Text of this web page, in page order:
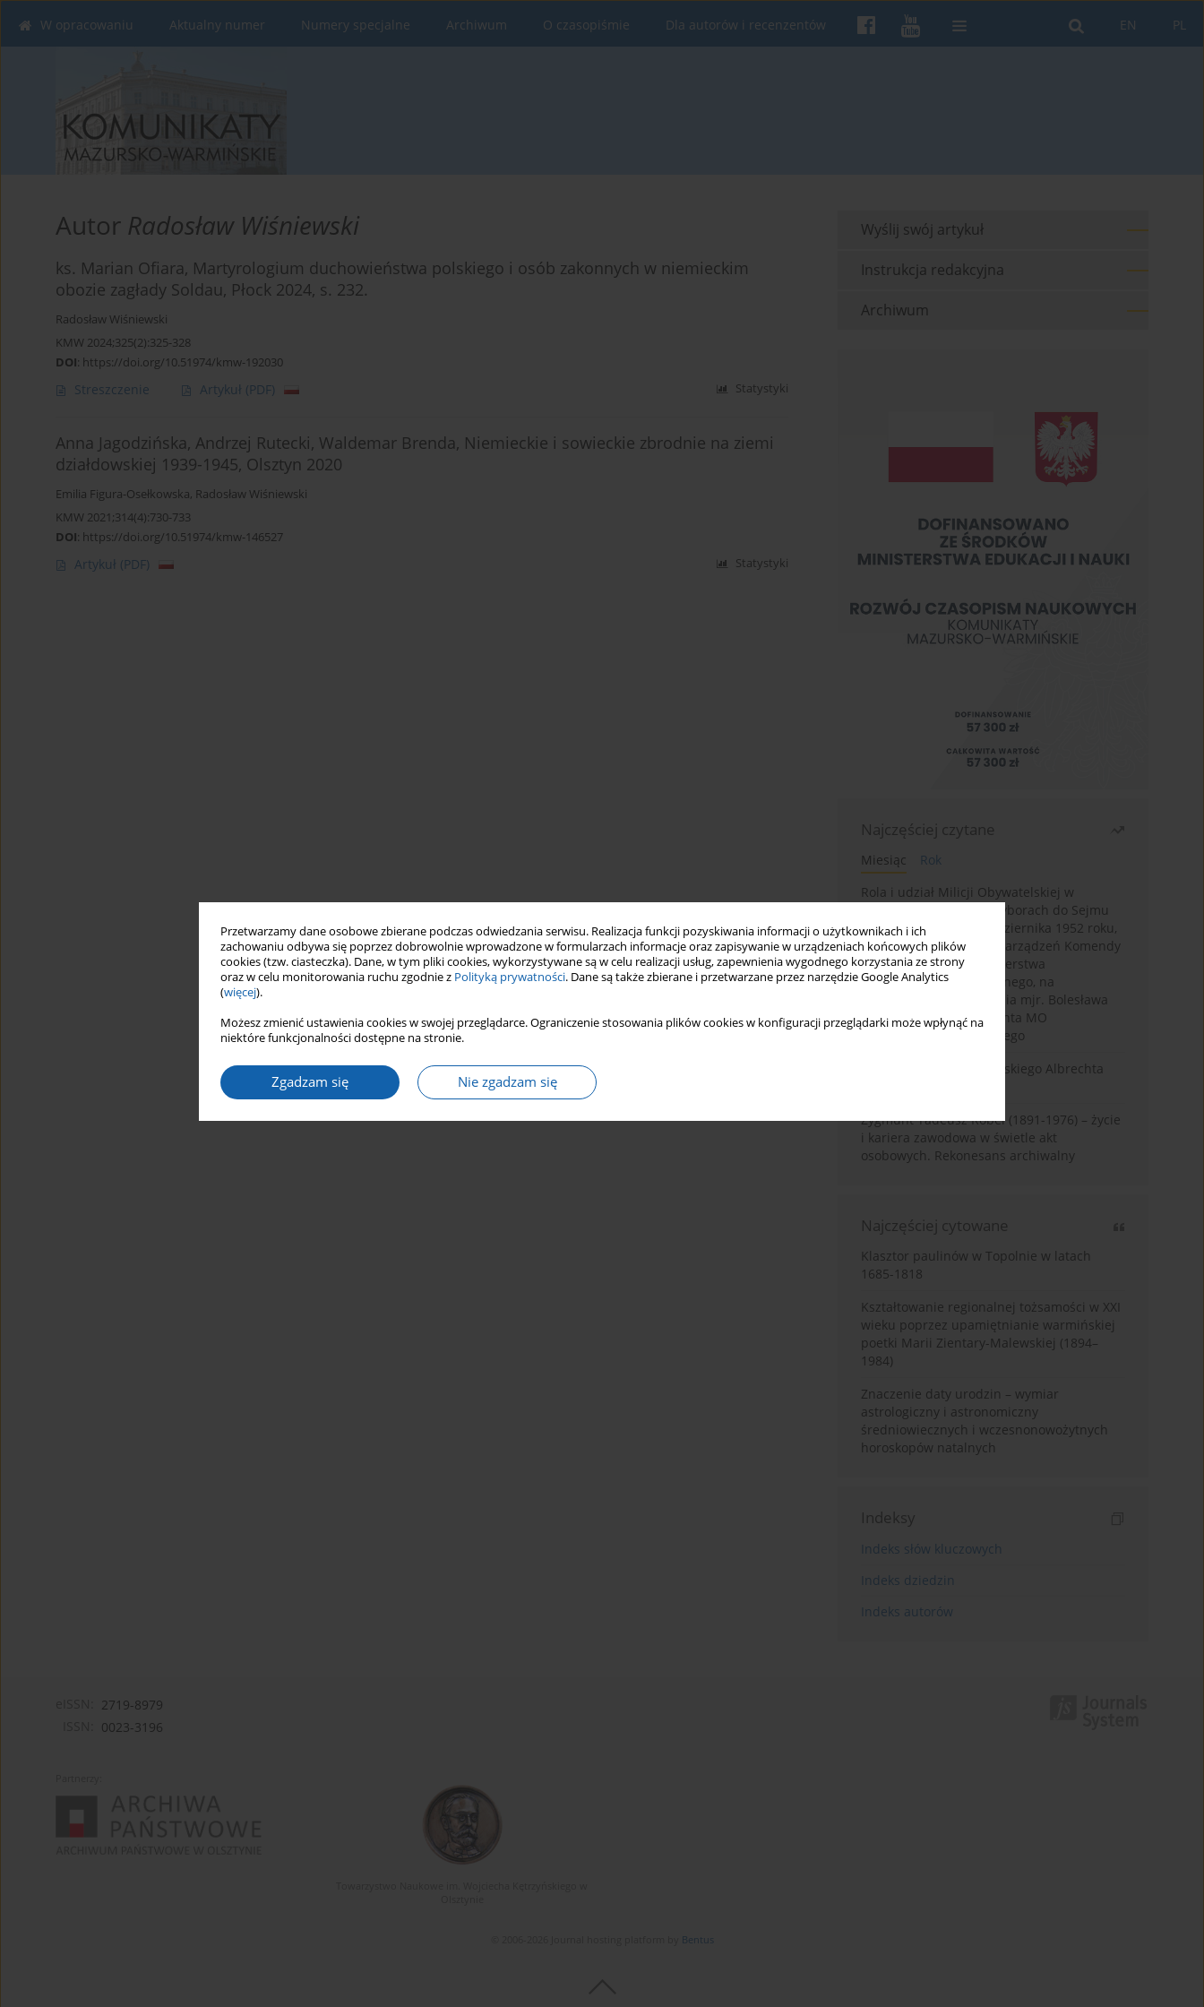
Przetwarzamy dane osobowe zbierane podczas odwiedzania serwisu. Realizacja funkcji pozyskiwania informacji o użytkownikach i ich
zachowaniu odbywa się poprzez dobrowolnie wprowadzone w formularzach informacje oraz zapisywanie w urządzeniach końcowych plików
cookies (tzw. ciasteczka). Dane, w tym pliki cookies, wykorzystywane są w celu realizacji usług, zapewnienia wygodnego korzystania ze strony
oraz w celu monitorowania ruchu zgodnie z Polityką prywatności. Dane są także zbierane i przetwarzane przez narzędzie Google Analytics
(więcej).
Możesz zmienić ustawienia cookies w swojej przeglądarce. Ograniczenie stosowania plików cookies w konfiguracji przeglądarki może wpłynąć na
niektóre funkcjonalności dostępne na stronie.
Zgadzam się Nie zgadzam się
PL
EN
W opracowaniu Aktualny numer Numery specjalne Archiwum O czasopiśmie Dla autorów i recenzentów
Autor Radosław Wiśniewski
ks. Marian Ofiara, Martyrologium duchowieństwa polskiego i osób zakonnych w niemieckim
obozie zagłady Soldau, Płock 2024, s. 232.
Radosław Wiśniewski
KMW 2024;325(2):325-328
DOI: https://doi.org/10.51974/kmw-192030
Streszczenie Artykuł (PDF) Statystyki
Anna Jagodzińska, Andrzej Rutecki, Waldemar Brenda, Niemieckie i sowieckie zbrodnie na ziemi
działdowskiej 1939-1945, Olsztyn 2020
Emilia Figura-Osełkowska, Radosław Wiśniewski
KMW 2021;314(4):730-733
DOI: https://doi.org/10.51974/kmw-146527
Artykuł (PDF) Statystyki
Wyślij swój artykuł
Instrukcja redakcyjna
Archiwum
Najczęściej czytane
Miesiąc
Rok
Rola i udział Milicji Obywatelskiej w
kampanii wyborczej i wyborach do Sejmu
PRL I kadencji z 26 października 1952 roku,
w świetle wytycznych i zarządzeń Komendy
Głównej MO oraz Ministerstwa
Bezpieczeństwa Publicznego, na
przykładzie sprawozdania mjr. Bolesława
Wyszyńskiego komendanta MO
województwa olsztyńskiego
Melancholia Księcia Pruskiego Albrechta
Zygmunt Tadeusz Robel (1891-1976) – życie
i kariera zawodowa w świetle akt
osobowych. Rekonesans archiwalny
Najczęściej cytowane
Klasztor paulinów w Topolnie w latach
1685-1818
Kształtowanie regionalnej tożsamości w XXI
wieku poprzez upamiętnianie warmińskiej
poetki Marii Zientary-Malewskiej (1894–
1984)
Znaczenie daty urodzin – wymiar
astrologiczny i astronomiczny
średniowiecznych i wczesnonowożytnych
horoskopów natalnych
Indeksy
Indeks słów kluczowych
Indeks dziedzin
Indeks autorów
2719-8979
0023-3196
Bentus